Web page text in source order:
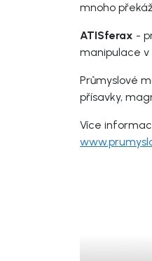
mnoho
ATISferax -
manipulace v
Průmyslové
přísavky,
Více